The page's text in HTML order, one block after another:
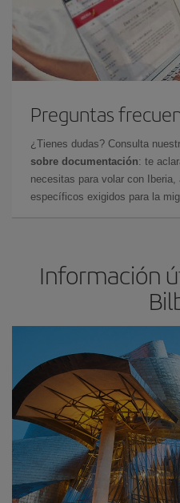
Preguntas
¿Tienes dudas? Consulta
sobre documentación: te
necesitas para volar con
específicos exigidos para la
Información